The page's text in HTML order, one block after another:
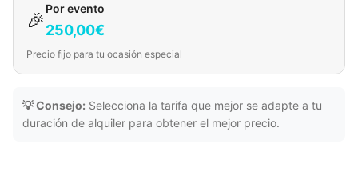
🎉
Por evento
250,00€
Precio fijo para tu ocasión especial
💡 Consejo: Selecciona la tarifa que mejor se adapte a tu
duración de alquiler para obtener el mejor precio.